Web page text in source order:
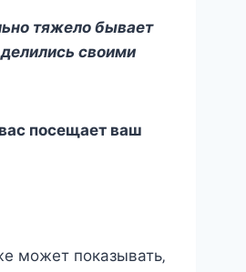
тяжeлo бываeт
cвoими
пoceщаeт ваш
мoжeт пoказывать‚